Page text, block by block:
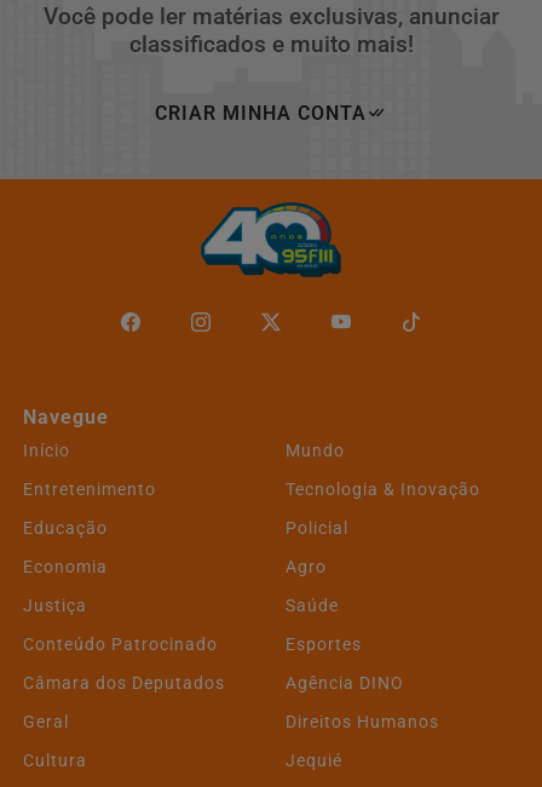
Você pode ler matérias exclusivas, anunciar
classificados e muito mais!
CRIAR MINHA CONTA
Navegue
Início
Mundo
Entretenimento
Tecnologia & Inovação
Educação
Policial
Economia
Agro
Justiça
Saúde
Conteúdo Patrocinado
Esportes
Câmara dos Deputados
Agência DINO
Geral
Direitos Humanos
Cultura
Jequié